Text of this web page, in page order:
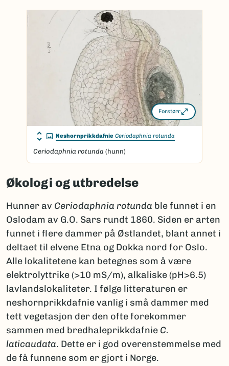
Forstørr
Neshornprikkdafnie Ceriodaphnia rotunda
Ceriodaphnia rotunda (hunn)
Økologi og utbredelse
Hunner av Ceriodaphnia rotunda ble funnet i en
Oslodam av G.O. Sars rundt 1860. Siden er arten
funnet i flere dammer på Østlandet, blant annet i
deltaet til elvene Etna og Dokka nord for Oslo.
Alle lokalitetene kan betegnes som å være
elektrolyttrike (>10 mS/m), alkaliske (pH>6.5)
lavlandslokaliteter. I følge litteraturen er
neshornprikkdafnie vanlig i små dammer med
tett vegetasjon der den ofte forekommer
sammen med bredhaleprikkdafnie C.
laticaudata. Dette er i god overenstemmelse med
de få funnene som er gjort i Norge.